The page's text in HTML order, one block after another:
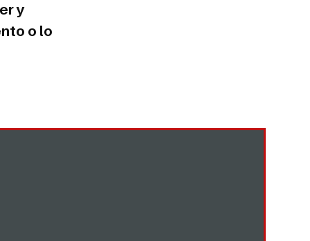
y
o lo